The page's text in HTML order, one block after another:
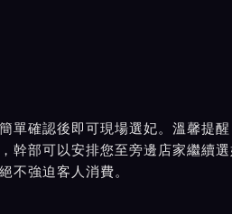
單確認後即可現場選妃。溫馨提醒
幹部可以安排您至旁邊店家繼續
不強迫客人消費。